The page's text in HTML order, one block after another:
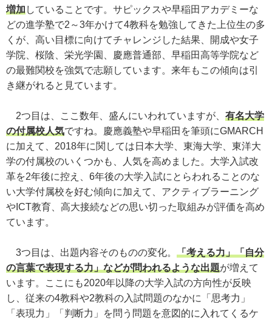
増加していることです。サピックスや早稲田アカデミーな
どの進学塾で2～3年かけて4教科を勉強してきた上位生の多
くが、高い目標に向けてチャレンジした結果、開成や女子
学院、桜陰、栄光学園、慶應普通部、早稲田高等学院など
の最難関校を強気で志願しています。来年もこの傾向は引
き継がれると見ています。
2つ目は、ここ数年、盛んにいわれていますが、 有名大学
の付属校人気ですね。慶應義塾や早稲田を筆頭にGMARCH
に加えて、2018年に関しては日本大学、東海大学、東洋大
学の付属校のいくつかも、人気を高めました。大学入試改
革を2年後に控え、6年後の大学入試にとらわれることのな
い大学付属校を好む傾向に加えて、アクティブラーニング
やICT教育、高大接続などの思い切った取組みが評価を高め
ています。
3つ目は、出題内容そのものの変化。 「考える力」「自分
の言葉で表現する力」などが問われるような出題が増えて
います。ここにも2020年以降の大学入試の方向性が反映
し、従来の4教科や2教科の入試問題のなかに「思考力」
「表現力」「判断力」を問う問題を意図的に入れてくるケ